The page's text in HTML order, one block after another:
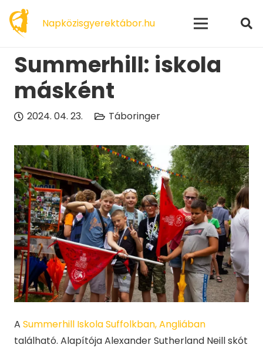
Napközisgyerektábor.hu
Summerhill: iskola
másként
2024. 04. 23. Táboringer
A Summerhill Iskola Suffolkban, Angliában
található. Alapítója Alexander Sutherland Neill skót